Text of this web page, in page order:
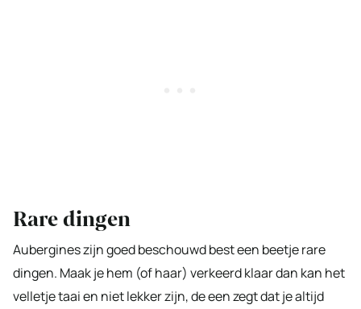
Rare dingen
Aubergines zijn goed beschouwd best een beetje rare
dingen. Maak je hem (of haar) verkeerd klaar dan kan het
velletje taai en niet lekker zijn, de een zegt dat je altijd